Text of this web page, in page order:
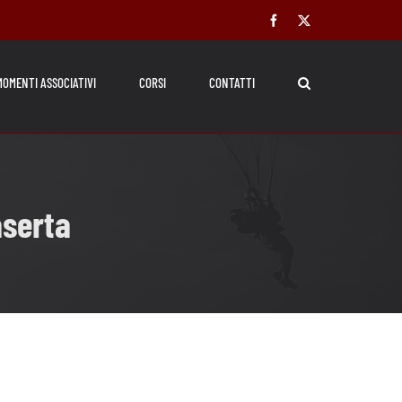
Facebook
ASSOCIATIVI CORSI CONTATTI